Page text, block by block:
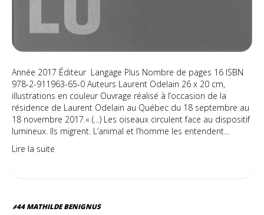
Année 2017 Éditeur Langage Plus Nombre de pages 16 ISBN
978-2-911963-65-0 Auteurs Laurent Odelain 26 x 20 cm,
illustrations en couleur Ouvrage réalisé à l’occasion de la
résidence de Laurent Odelain au Québec du 18 septembre au
18 novembre 2017.« (…) Les oiseaux circulent face au dispositif
lumineux. Ils migrent. L’animal et l’homme les entendent…
Lire la suite
#44 MATHILDE BENIGNUS